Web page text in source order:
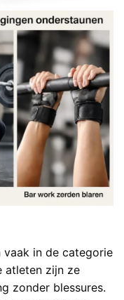
vaak in de categorie
atleten zijn ze
zonder blessures.